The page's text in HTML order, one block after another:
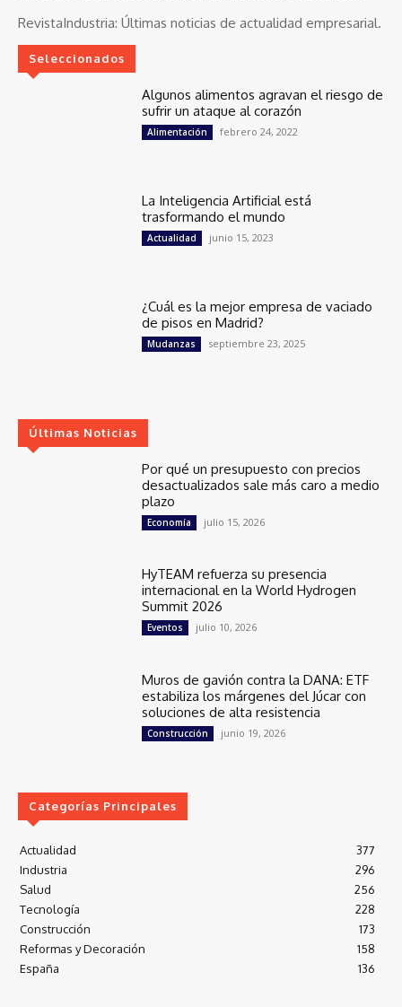
RevistaIndustria: Últimas noticias de actualidad empresarial.
Seleccionados
Algunos alimentos agravan el riesgo de
sufrir un ataque al corazón
Alimentación febrero 24, 2022
La Inteligencia Artificial está
trasformando el mundo
Actualidad junio 15, 2023
¿Cuál es la mejor empresa de vaciado
de pisos en Madrid?
Mudanzas septiembre 23, 2025
Últimas Noticias
Por qué un presupuesto con precios
desactualizados sale más caro a medio
plazo
Economía julio 15, 2026
HyTEAM refuerza su presencia
internacional en la World Hydrogen
Summit 2026
Eventos julio 10, 2026
Muros de gavión contra la DANA: ETF
estabiliza los márgenes del Júcar con
soluciones de alta resistencia
Construcción junio 19, 2026
Categorías Principales
Actualidad
377
Industria
296
Salud
256
Tecnología
228
Construcción
173
Reformas y Decoración
158
España
136